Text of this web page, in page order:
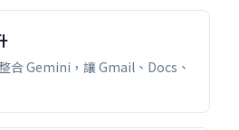
合 Gemini，讓 Gmail、Docs、